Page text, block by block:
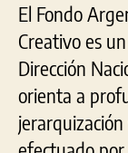
El Fondo
Creativo es
Dirección
orienta a